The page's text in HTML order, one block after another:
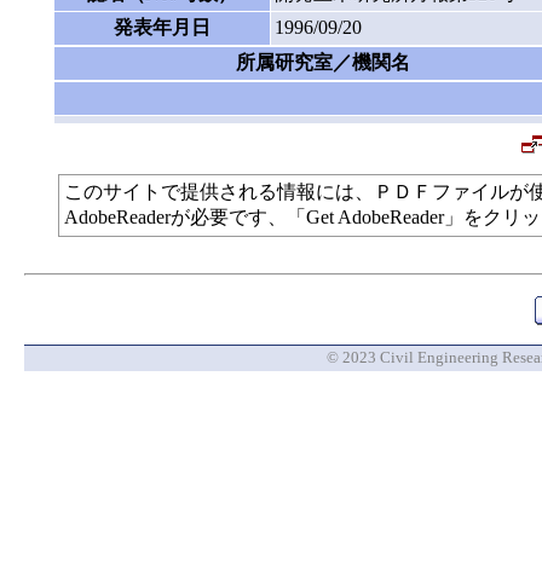
発表年月日
1996/09/20
所属研究室／機関名
このサイトで提供される情報には、ＰＤＦファイル
AdobeReaderが必要です、「Get AdobeReader」をク
© 2023 Civil Engineering